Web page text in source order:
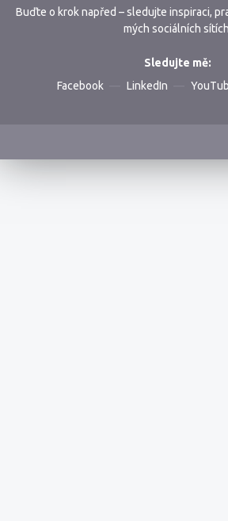
Buďte o krok napřed – sledujte inspiraci,
mých sociálních
Sledujte mě:
Facebook
LinkedIn